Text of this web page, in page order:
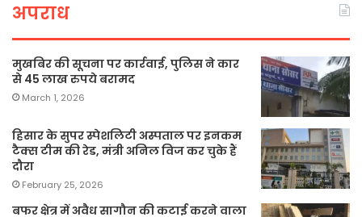
अपराध
मुखबिर की सूचना पर कार्रवाई, पुलिस ने कार
से 45 लाख रुपये बरामद
March 1, 2026
हिसार के सुपर स्पेशलिटी अस्पताल पर इनकम
टैक्स टीम की रेड, मंत्री अनिल विज कर चुके हैं
दौरा
February 25, 2026
बफर क्षेत्र में अवैध सागौन की कटाई करने वाला